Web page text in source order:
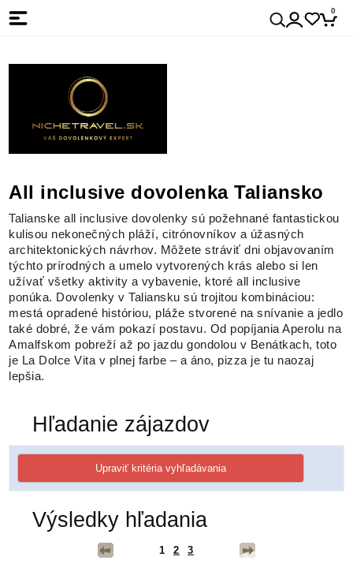
0
All inclusive dovolenka Taliansko
Talianske all inclusive dovolenky sú požehnané fantastickou
kulisou nekonečných pláží, citrónovníkov a úžasných
architektonických návrhov. Môžete stráviť dni objavovaním
týchto prírodných a umelo vytvorených krás alebo si len
užívať všetky aktivity a vybavenie, ktoré all inclusive
ponúka. Dovolenky v Taliansku sú trojitou kombináciou:
mestá opradené históriou, pláže stvorené na snívanie a jedlo
také dobré, že vám pokazí postavu. Od popíjania Aperolu na
Amalfskom pobreží až po jazdu gondolou v Benátkach, toto
je La Dolce Vita v plnej farbe – a áno, pizza je tu naozaj
lepšia.